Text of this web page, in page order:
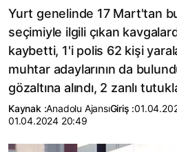
Yurt genelinde 17 Mart'tan
seçimiyle ilgili çıkan
kaybetti, 1'i polis 62 kişi
muhtar adaylarının da
gözaltına alındı, 2 zanlı
Kaynak :Anadolu AjansıGiriş :
01.04.2024 20:49